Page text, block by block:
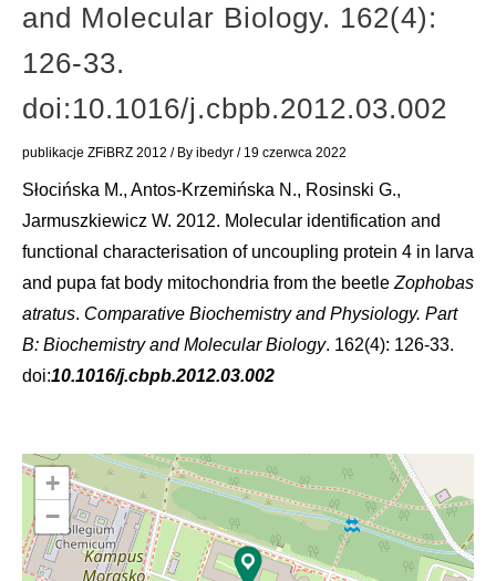
and Molecular Biology. 162(4):
126-33.
doi:10.1016/j.cbpb.2012.03.002
publikacje ZFiBRZ 2012 / By ibedyr / 19 czerwca 2022
Słocińska M., Antos-Krzemińska N., Rosinski G.,
Jarmuszkiewicz W. 2012. Molecular identification and
functional characterisation of uncoupling protein 4 in larva
and pupa fat body mitochondria from the beetle Zophobas
atratus. Comparative Biochemistry and Physiology. Part
B: Biochemistry and Molecular Biology. 162(4): 126-33.
doi:10.1016/j.cbpb.2012.03.002
+
−